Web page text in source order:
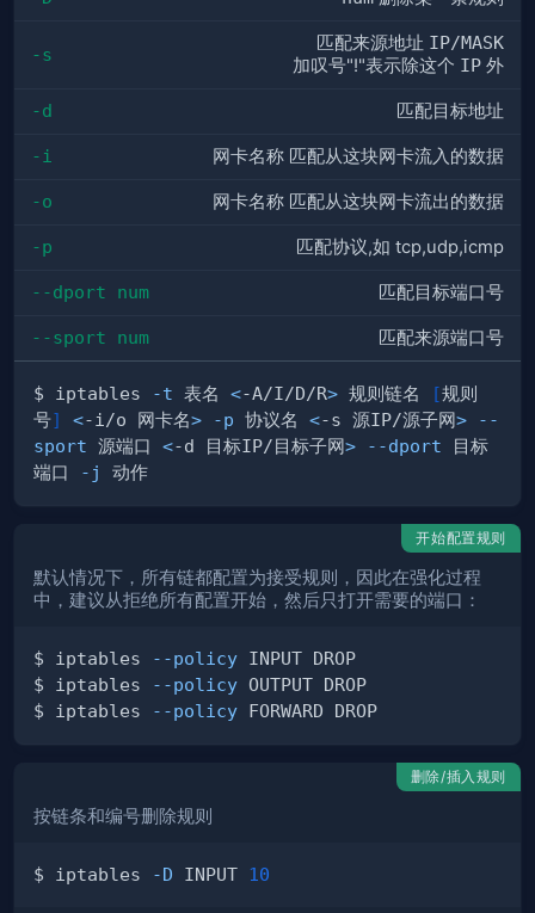
-s
匹配来源地址 IP/MASK
加叹号"!"表示除这个 IP 外
-d 匹配目标地址
-i 网卡名称 匹配从这块网卡流入的数据
-o 网卡名称 匹配从这块网卡流出的数据
-p 匹配协议,如 tcp,udp,icmp
--dport num 匹配目标端口号
--sport num 匹配来源端口号
$ iptables -t 表名 <-A/I/D/R> 规则链名 [规则
号] <-i/o 网卡名> -p 协议名 <-s 源IP/源子网>
--
sport 源端口 <-d 目标IP/目标子网> --dport 目标
端口
-j
开始配置规则
默认情况下，所有链都配置为接受规则，因此在强化过程
中，建议从拒绝所有配置开始，然后只打开需要的端口：
$ iptables --policy
$ iptables
--policy
$ iptables
--policy
删除/插入规则
按链条和编号删除规则
$ iptables -D INPUT 10